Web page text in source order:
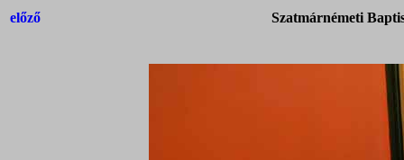
előző Szatmárnémeti